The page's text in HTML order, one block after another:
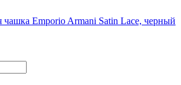
чашка Emporio Armani Satin Lace, черный